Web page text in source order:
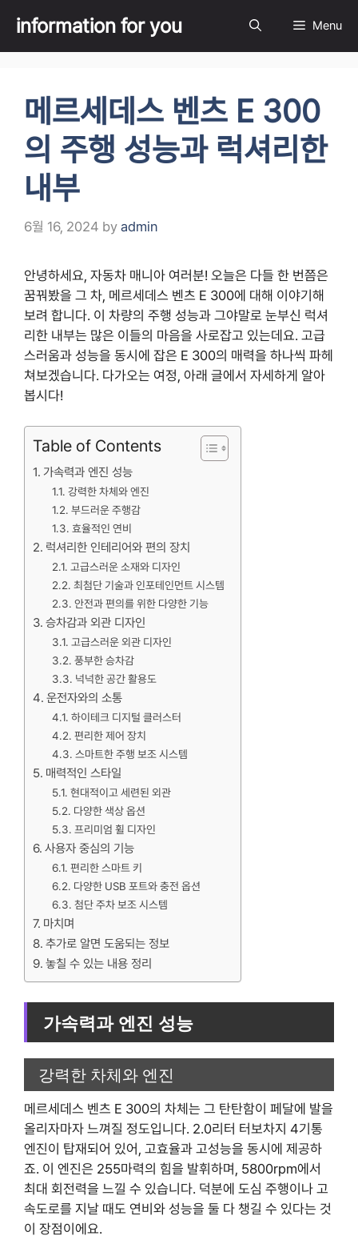
content
information for you Menu
메르세데스 벤츠 E 300
의 주행 성능과 럭셔리한
내부
6월 16, 2024 by admin
안녕하세요, 자동차 매니아 여러분! 오늘은 다들 한 번쯤은
꿈꿔봤을 그 차, 메르세데스 벤츠 E 300에 대해 이야기해
보려 합니다. 이 차량의 주행 성능과 그야말로 눈부신 럭셔
리한 내부는 많은 이들의 마음을 사로잡고 있는데요. 고급
스러움과 성능을 동시에 잡은 E 300의 매력을 하나씩 파헤
쳐보겠습니다. 다가오는 여정, 아래 글에서 자세하게 알아
봅시다!
Table of Contents
가속력과 엔진 성능
강력한 차체와 엔진
부드러운 주행감
효율적인 연비
럭셔리한 인테리어와 편의 장치
고급스러운 소재와 디자인
최첨단 기술과 인포테인먼트 시스템
안전과 편의를 위한 다양한 기능
승차감과 외관 디자인
고급스러운 외관 디자인
풍부한 승차감
넉넉한 공간 활용도
운전자와의 소통
하이테크 디지털 클러스터
편리한 제어 장치
스마트한 주행 보조 시스템
매력적인 스타일
현대적이고 세련된 외관
다양한 색상 옵션
프리미엄 휠 디자인
사용자 중심의 기능
편리한 스마트 키
다양한 USB 포트와 충전 옵션
첨단 주차 보조 시스템
마치며
추가로 알면 도움되는 정보
놓칠 수 있는 내용 정리
가속력과 엔진 성능
강력한 차체와 엔진
메르세데스 벤츠 E 300의 차체는 그 탄탄함이 페달에 발을
올리자마자 느껴질 정도입니다. 2.0리터 터보차지 4기통
엔진이 탑재되어 있어, 고효율과 고성능을 동시에 제공하
죠. 이 엔진은 255마력의 힘을 발휘하며, 5800rpm에서
최대 회전력을 느낄 수 있습니다. 덕분에 도심 주행이나 고
속도로를 지날 때도 연비와 성능을 둘 다 챙길 수 있다는 것
이 장점이에요.